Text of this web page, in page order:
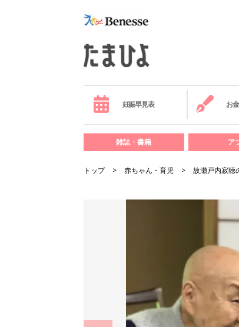
妊娠早見表 お
雑誌・書籍 ア
トップ 赤ちゃん・育児 故瀬戸内寂聴